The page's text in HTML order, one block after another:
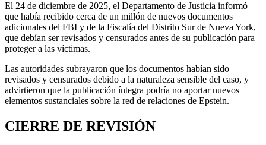
El 24 de diciembre de 2025, el Departamento de Justicia informó
que había recibido cerca de un millón de nuevos documentos
adicionales del FBI y de la Fiscalía del Distrito Sur de Nueva York,
que debían ser revisados y censurados antes de su publicación para
proteger a las víctimas.
Las autoridades subrayaron que los documentos habían sido
revisados y censurados debido a la naturaleza sensible del caso, y
advirtieron que la publicación íntegra podría no aportar nuevos
elementos sustanciales sobre la red de relaciones de Epstein.
CIERRE DE REVISIÓN